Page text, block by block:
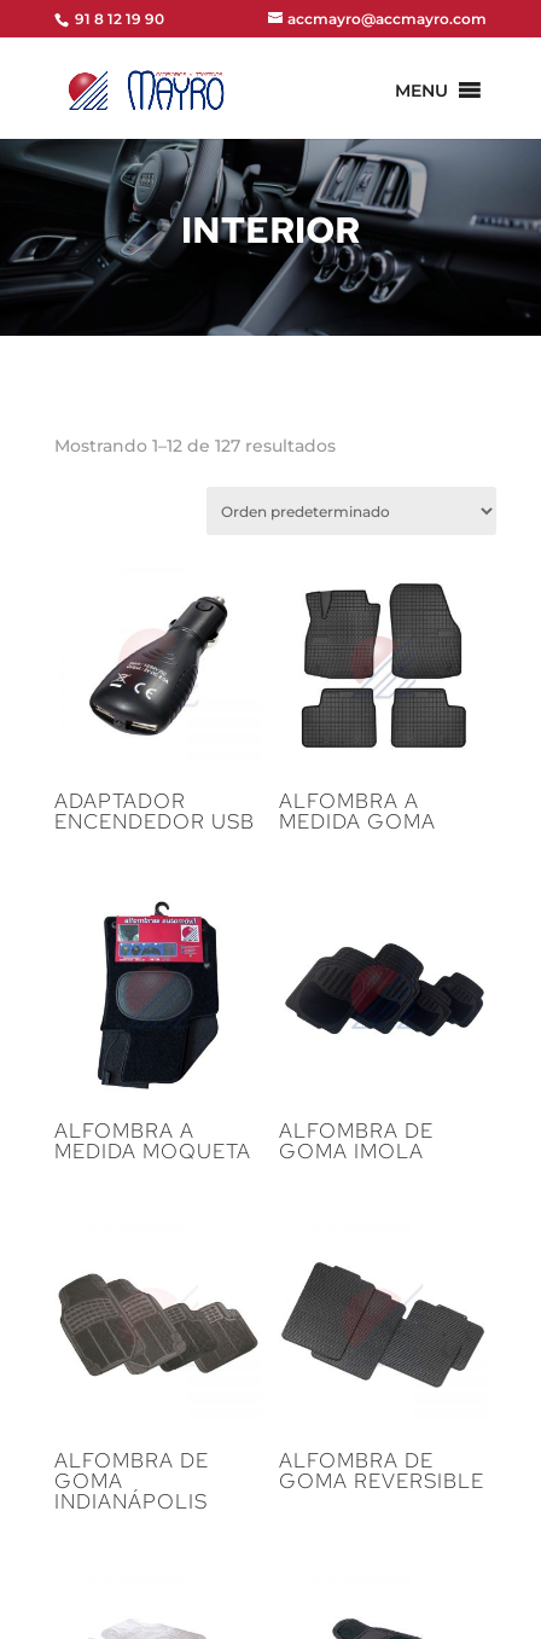
91 8 12 19 90 accmayro@accmayro.com
MENU
INTERIOR
Mostrando 1–12 de 127 resultados
ADAPTADOR
ENCENDEDOR USB
ALFOMBRA A
MEDIDA GOMA
ALFOMBRA A
MEDIDA MOQUETA
ALFOMBRA DE
GOMA IMOLA
ALFOMBRA DE
GOMA
INDIANÁPOLIS
ALFOMBRA DE
GOMA REVERSIBLE